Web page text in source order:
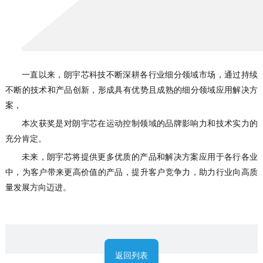
一直以来，朗宇芯科技不断深耕各行业细分领域市场，通过持续
不断的技术和产品创新，形成具有优势且成熟的细分领域应用解决方
案，
本次获奖是对朗宇芯在运动控制领域的品牌影响力和技术实力的
充分肯定。
未来，朗宇芯将提供更多优质的产品和解决方案应用于各行各业
中，为客户带来更高价值的产品，提升客户竞争力，助力行业向高质
量发展方向迈进。
返回列表